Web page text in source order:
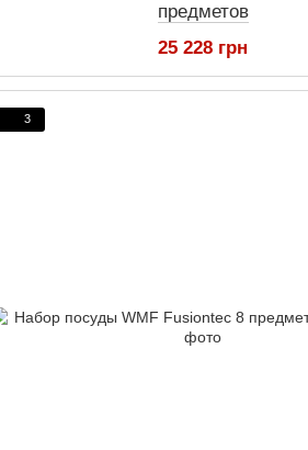
предметов
25 228 грн
3